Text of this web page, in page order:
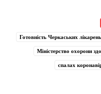
Готовність Черкаських
Міністерство охорони
спалах